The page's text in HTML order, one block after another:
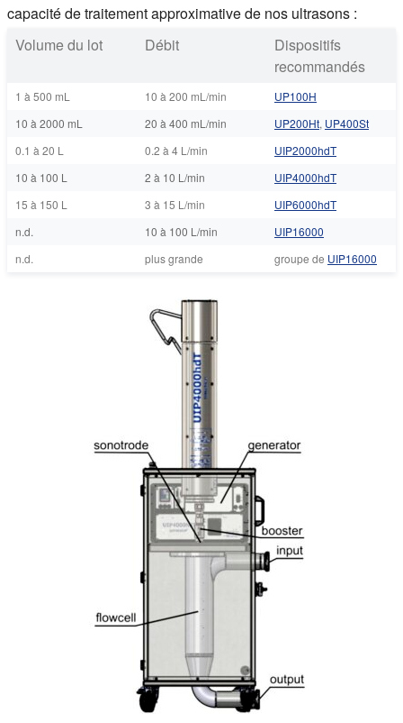
capacité de traitement approximative de nos ultrasons :
Volume du lot
Débit
Dispositifs
recommandés
1 à 500 mL 10 à 200 mL/min
UP100H
10 à 2000 mL
20 à 400 mL/min UP200Ht, UP400St
0.1 à 20 L
0.2 à 4 L/min
UIP2000hdT
10 à 100 L
2 à 10 L/min
UIP4000hdT
15 à 150 L
3 à 15 L/min
UIP6000hdT
n.d.
10 à 100 L/min
UIP16000
n.d.
plus grande groupe de UIP16000